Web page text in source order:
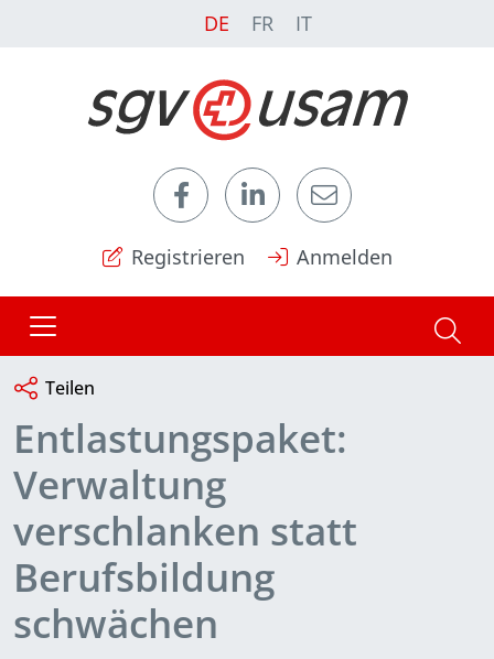
DE FR IT
Registrieren Anmelden
Teilen
Entlastungspaket:
Verwaltung
verschlanken statt
Berufsbildung
schwächen